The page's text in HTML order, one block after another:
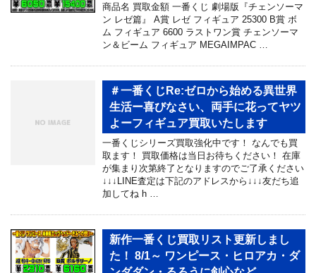
商品名 買取金額 一番くじ 劇場版『チェンソーマ
ン レゼ篇』 A賞 レゼ フィギュア 25300 B賞 ボ
ム フィギュア 6600 ラストワン賞 チェンソーマ
ン＆ビーム フィギュア MEGAIMPAC …
＃一番くじRe:ゼロから始める異世界
生活ー喜びなさい、両手に花ってヤツ
よーフィギュア買取いたします
一番くじシリーズ買取強化中です！ なんでも買
取ます！ 買取価格は当日お待ちください！ 在庫
が集まり次第終了となりますのでご了承ください
↓↓↓LINE査定は下記のアドレスから↓↓↓友だち追
加してね h …
新作一番くじ買取リスト更新しまし
た！ 8/1～ ワンピース・ヒロアカ・ダ